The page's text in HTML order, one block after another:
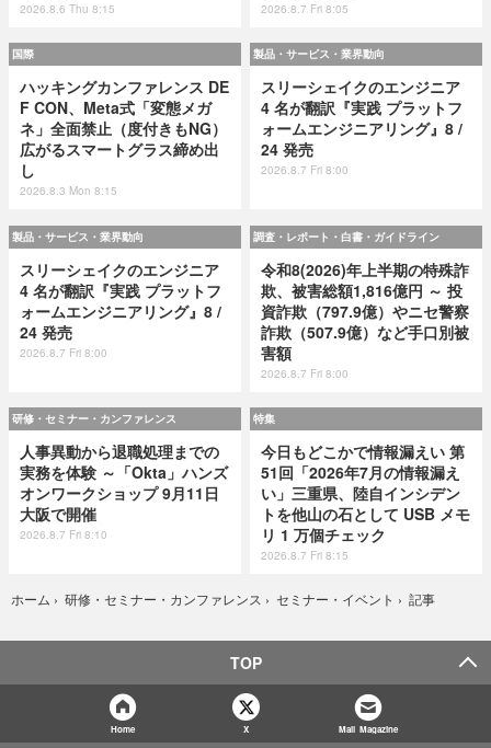
2026.8.6 Thu 8:15 2026.8.7 Fri 8:05
国際
ハッキングカンファレンス DE
F CON、Meta式「変態メガ
ネ」全面禁止（度付きもNG）
広がるスマートグラス締め出
し
2026.8.3 Mon 8:15
製品・サービス・業界動向
スリーシェイクのエンジニア
4 名が翻訳『実践 プラットフ
ォームエンジニアリング』8 /
24 発売
2026.8.7 Fri 8:00
製品・サービス・業界動向
スリーシェイクのエンジニア
4 名が翻訳『実践 プラットフ
ォームエンジニアリング』8 /
24 発売
2026.8.7 Fri 8:00
調査・レポート・白書・ガイドライン
令和8(2026)年上半期の特殊詐
欺、被害総額1,816億円 ～ 投
資詐欺（797.9億）やニセ警察
詐欺（507.9億）など手口別被
害額
2026.8.7 Fri 8:00
研修・セミナー・カンファレンス
人事異動から退職処理までの
実務を体験 ～「Okta」ハンズ
オンワークショップ 9月11日
大阪で開催
2026.8.7 Fri 8:10
特集
今日もどこかで情報漏えい 第
51回「2026年7月の情報漏え
い」三重県、陸自インシデン
トを他山の石として USB メモ
リ 1 万個チェック
2026.8.7 Fri 8:15
ホーム › 研修・セミナー・カンファレンス › セミナー・イベント › 記事
TOP
Home X Mail Magazine